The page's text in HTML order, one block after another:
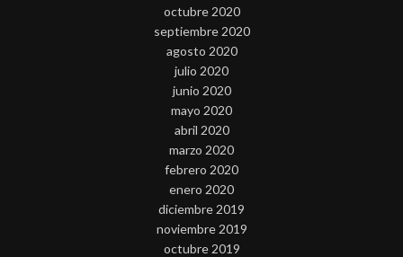
octubre 2020
septiembre 2020
agosto 2020
julio 2020
junio 2020
mayo 2020
abril 2020
marzo 2020
febrero 2020
enero 2020
diciembre 2019
noviembre 2019
octubre 2019